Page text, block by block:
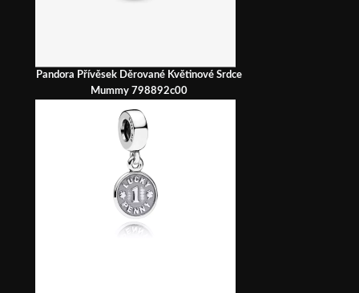
Pandora Přívěsek Děrované Květinové Srdce
Mummy 798892c00